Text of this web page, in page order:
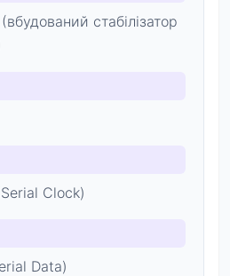
стабілізатор
Clock)
Data)